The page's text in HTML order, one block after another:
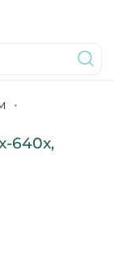
640x,